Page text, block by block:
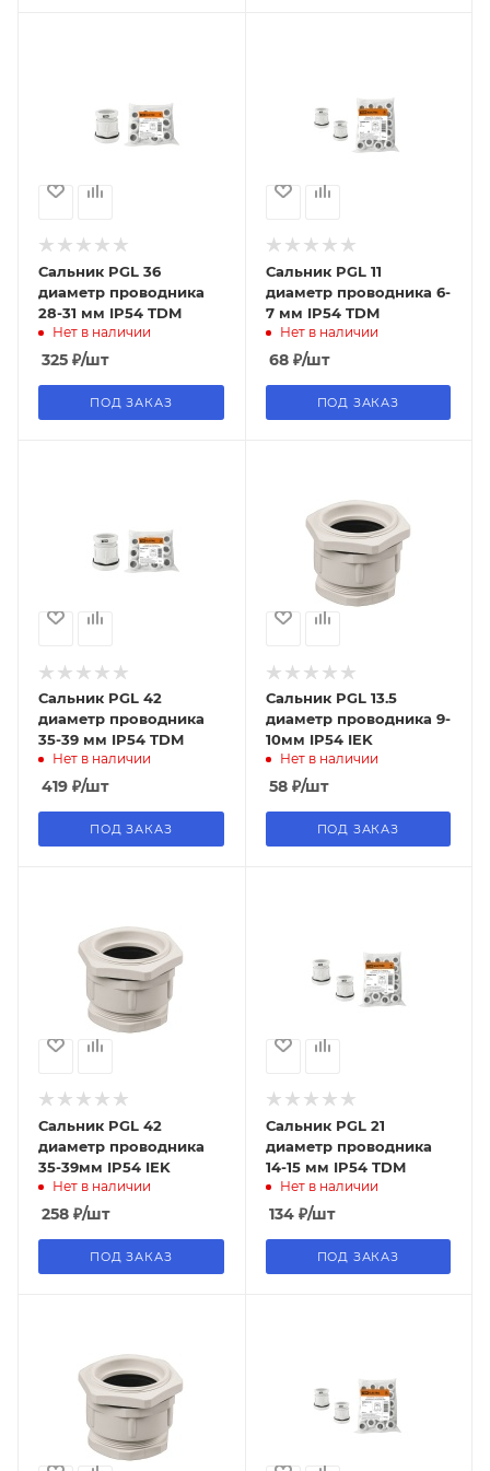
Сальник PGL 36
диаметр проводника
28-31 мм IP54 TDM
Нет в наличии
325 ₽/шт
ПОД ЗАКАЗ
Сальник PGL 11
диаметр проводника 6-
7 мм IP54 TDM
Нет в наличии
68₽/шт
ПОД ЗАКАЗ
Сальник PGL 42
диаметр проводника
35-39 мм IP54 TDM
Нет в наличии
419 ₽/шт
ПОД ЗАКАЗ
Сальник PGL 13.5
диаметр проводника 9-
10мм IP54 IEK
Нет в наличии
58₽/шт
ПОД ЗАКАЗ
Сальник PGL 42
диаметр проводника
35-39мм IP54 IEK
Нет в наличии
258 ₽/шт
ПОД ЗАКАЗ
Сальник PGL 21
диаметр проводника
14-15 мм IP54 TDM
Нет в наличии
134₽/шт
ПОД ЗАКАЗ